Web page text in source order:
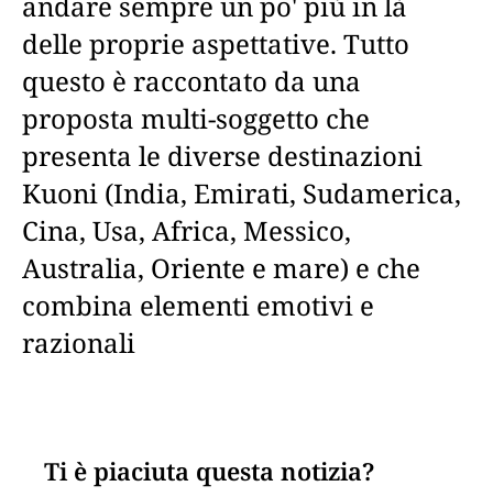
delle proprie aspettative. Tutto
questo è raccontato da una
proposta multi-soggetto che
presenta le diverse destinazioni
Kuoni (India, Emirati, Sudamerica,
Cina, Usa, Africa, Messico,
Australia, Oriente e mare) e che
combina elementi emotivi e
razionali
Ti è piaciuta questa notizia?